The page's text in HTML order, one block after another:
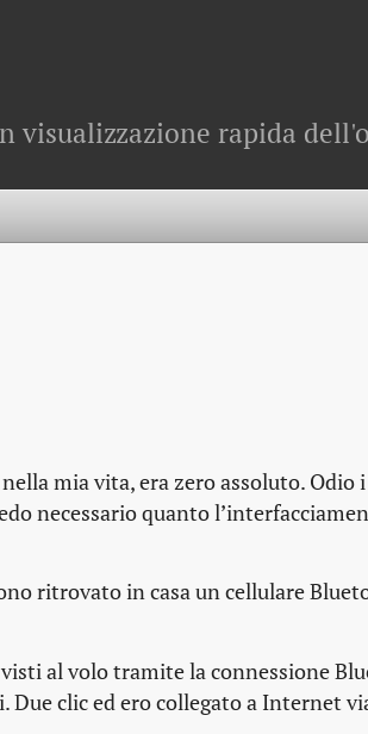
visualizzazione rapida
mia vita, era zero assoluto. Odio
necessario quanto
ritrovato in casa un cellulare
al volo tramite la connessione
clic ed ero collegato a Internet